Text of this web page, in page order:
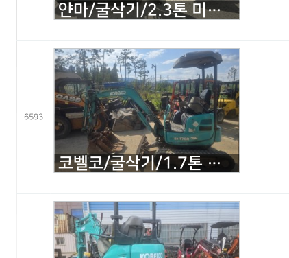
얀마/굴삭기/2.3톤 미니굴삭기/VIO23/2020년식
6593
코벨코/굴삭기/1.7톤 미니굴삭기/SK17 코끼리/2016년식